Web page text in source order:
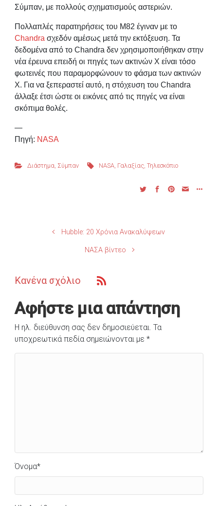
Σύμπαν, με πολλούς σχηματισμούς αστεριών.
Πολλαπλές παρατηρήσεις του Μ82 έγιναν με το
Chandra σχεδόν αμέσως μετά την εκτόξευση. Τα
δεδομένα από το Chandra δεν χρησιμοποιήθηκαν στην
νέα έρευνα επειδή οι πηγές των ακτινών Χ είναι τόσο
φωτεινές που παραμορφώνουν το φάσμα των ακτινών
Χ. Για να ξεπεραστεί αυτό, η στόχευση του Chandra
άλλαξε έτσι ώστε οι εικόνες από τις πηγές να είναι
σκόπιμα θολές.
—
Πηγή: NASA
Διάστημα Σύμπαν NASA Γαλαξίας ,Τηλεσκόπιο
Hubble: 20 Χρόνια Ανακαλύψεων
ΝΑΣΑ βίντεο
Κανένα σχόλιο
Αφήστε μια απάντηση
Η ηλ. διεύθυνση σας δεν δημοσιεύεται. Τα
υποχρεωτικά πεδία σημειώνονται με *
Όνομα*